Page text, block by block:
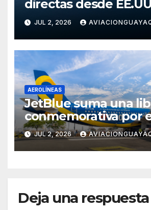
directas desde
Cartagena
JUL 2, 2026
AEROLÍNEAS
JetBlue suma una
conmemorativa por
aniversario de
JUL 2, 2026
Deja una respuesta